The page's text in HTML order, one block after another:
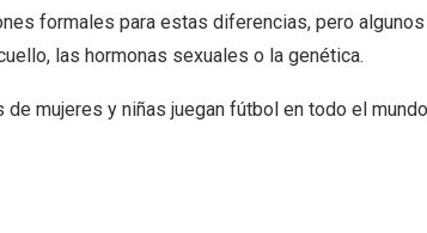
formales para estas diferencias, pero
las hormonas sexuales o la genética.
mujeres y niñas juegan fútbol en todo el